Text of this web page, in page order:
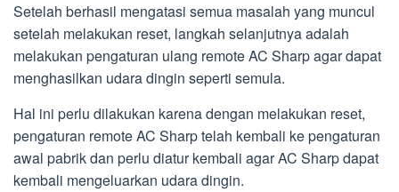
Setelah berhasil mengatasi semua masalah yang muncul
setelah melakukan reset, langkah selanjutnya adalah
melakukan pengaturan ulang remote AC Sharp agar dapat
menghasilkan udara dingin seperti semula.
Hal ini perlu dilakukan karena dengan melakukan reset,
pengaturan remote AC Sharp telah kembali ke pengaturan
awal pabrik dan perlu diatur kembali agar AC Sharp dapat
kembali mengeluarkan udara dingin.